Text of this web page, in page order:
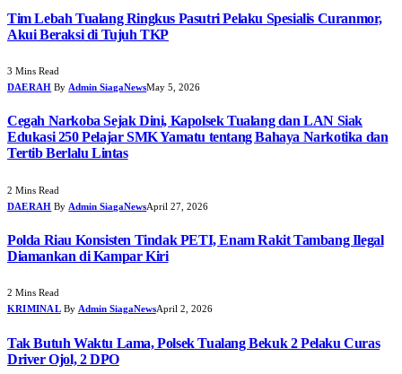
Tim Lebah Tualang Ringkus Pasutri Pelaku Spesialis Curanmor,
Akui Beraksi di Tujuh TKP
3 Mins Read
DAERAH By Admin SiagaNewsMay 5, 2026
Cegah Narkoba Sejak Dini, Kapolsek Tualang dan LAN Siak
Edukasi 250 Pelajar SMK Yamatu tentang Bahaya Narkotika dan
Tertib Berlalu Lintas
2 Mins Read
DAERAH By Admin SiagaNewsApril 27, 2026
Polda Riau Konsisten Tindak PETI, Enam Rakit Tambang Ilegal
Diamankan di Kampar Kiri
2 Mins Read
KRIMINAL By Admin SiagaNewsApril 2, 2026
Tak Butuh Waktu Lama, Polsek Tualang Bekuk 2 Pelaku Curas
Driver Ojol, 2 DPO